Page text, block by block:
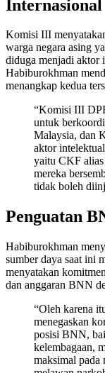
Internasional
Komisi III
warga negara asing
diduga menjadi aktor
Habiburokhman
menangkap kedua
“Komisi III
untuk
Malaysia, dan
aktor
yaitu CKF
mereka
tidak boleh
Penguatan
Habiburokhman
sumber daya saat ini
menyatakan
dan anggaran BNN
“Oleh karena
menegaskan
posisi BNN,
kelembagaan,
maksimal pada